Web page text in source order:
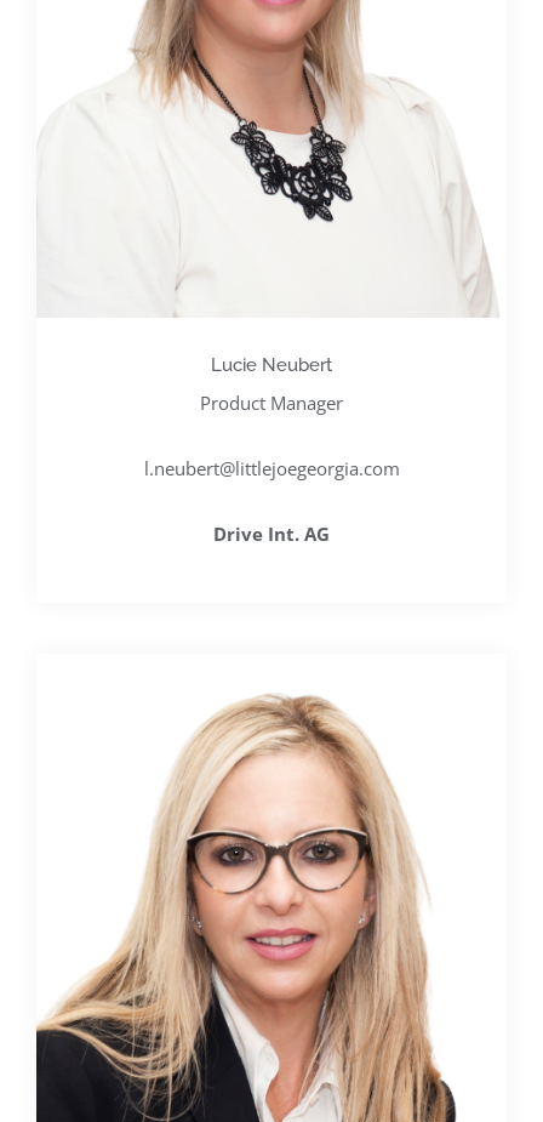
Lucie Neubert
Product Manager
l.neubert@littlejoegeorgia.com
Drive Int. AG